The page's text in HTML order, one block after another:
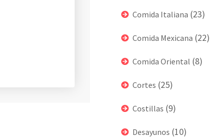
Comida Italiana (23)
Comida Mexicana (22)
Comida Oriental (8)
Cortes (25)
Costillas (9)
Desayunos (10)